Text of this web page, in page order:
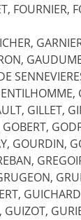
FOURNIER,
GILLET,
GOURDIN,